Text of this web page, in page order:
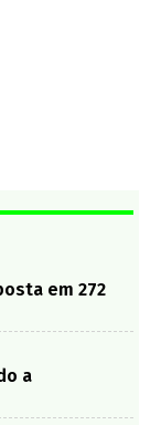
em 272
a